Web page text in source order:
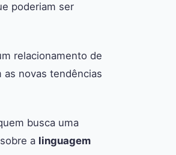
poderiam ser
relacionamento de
novas tendências
busca uma
a linguagem